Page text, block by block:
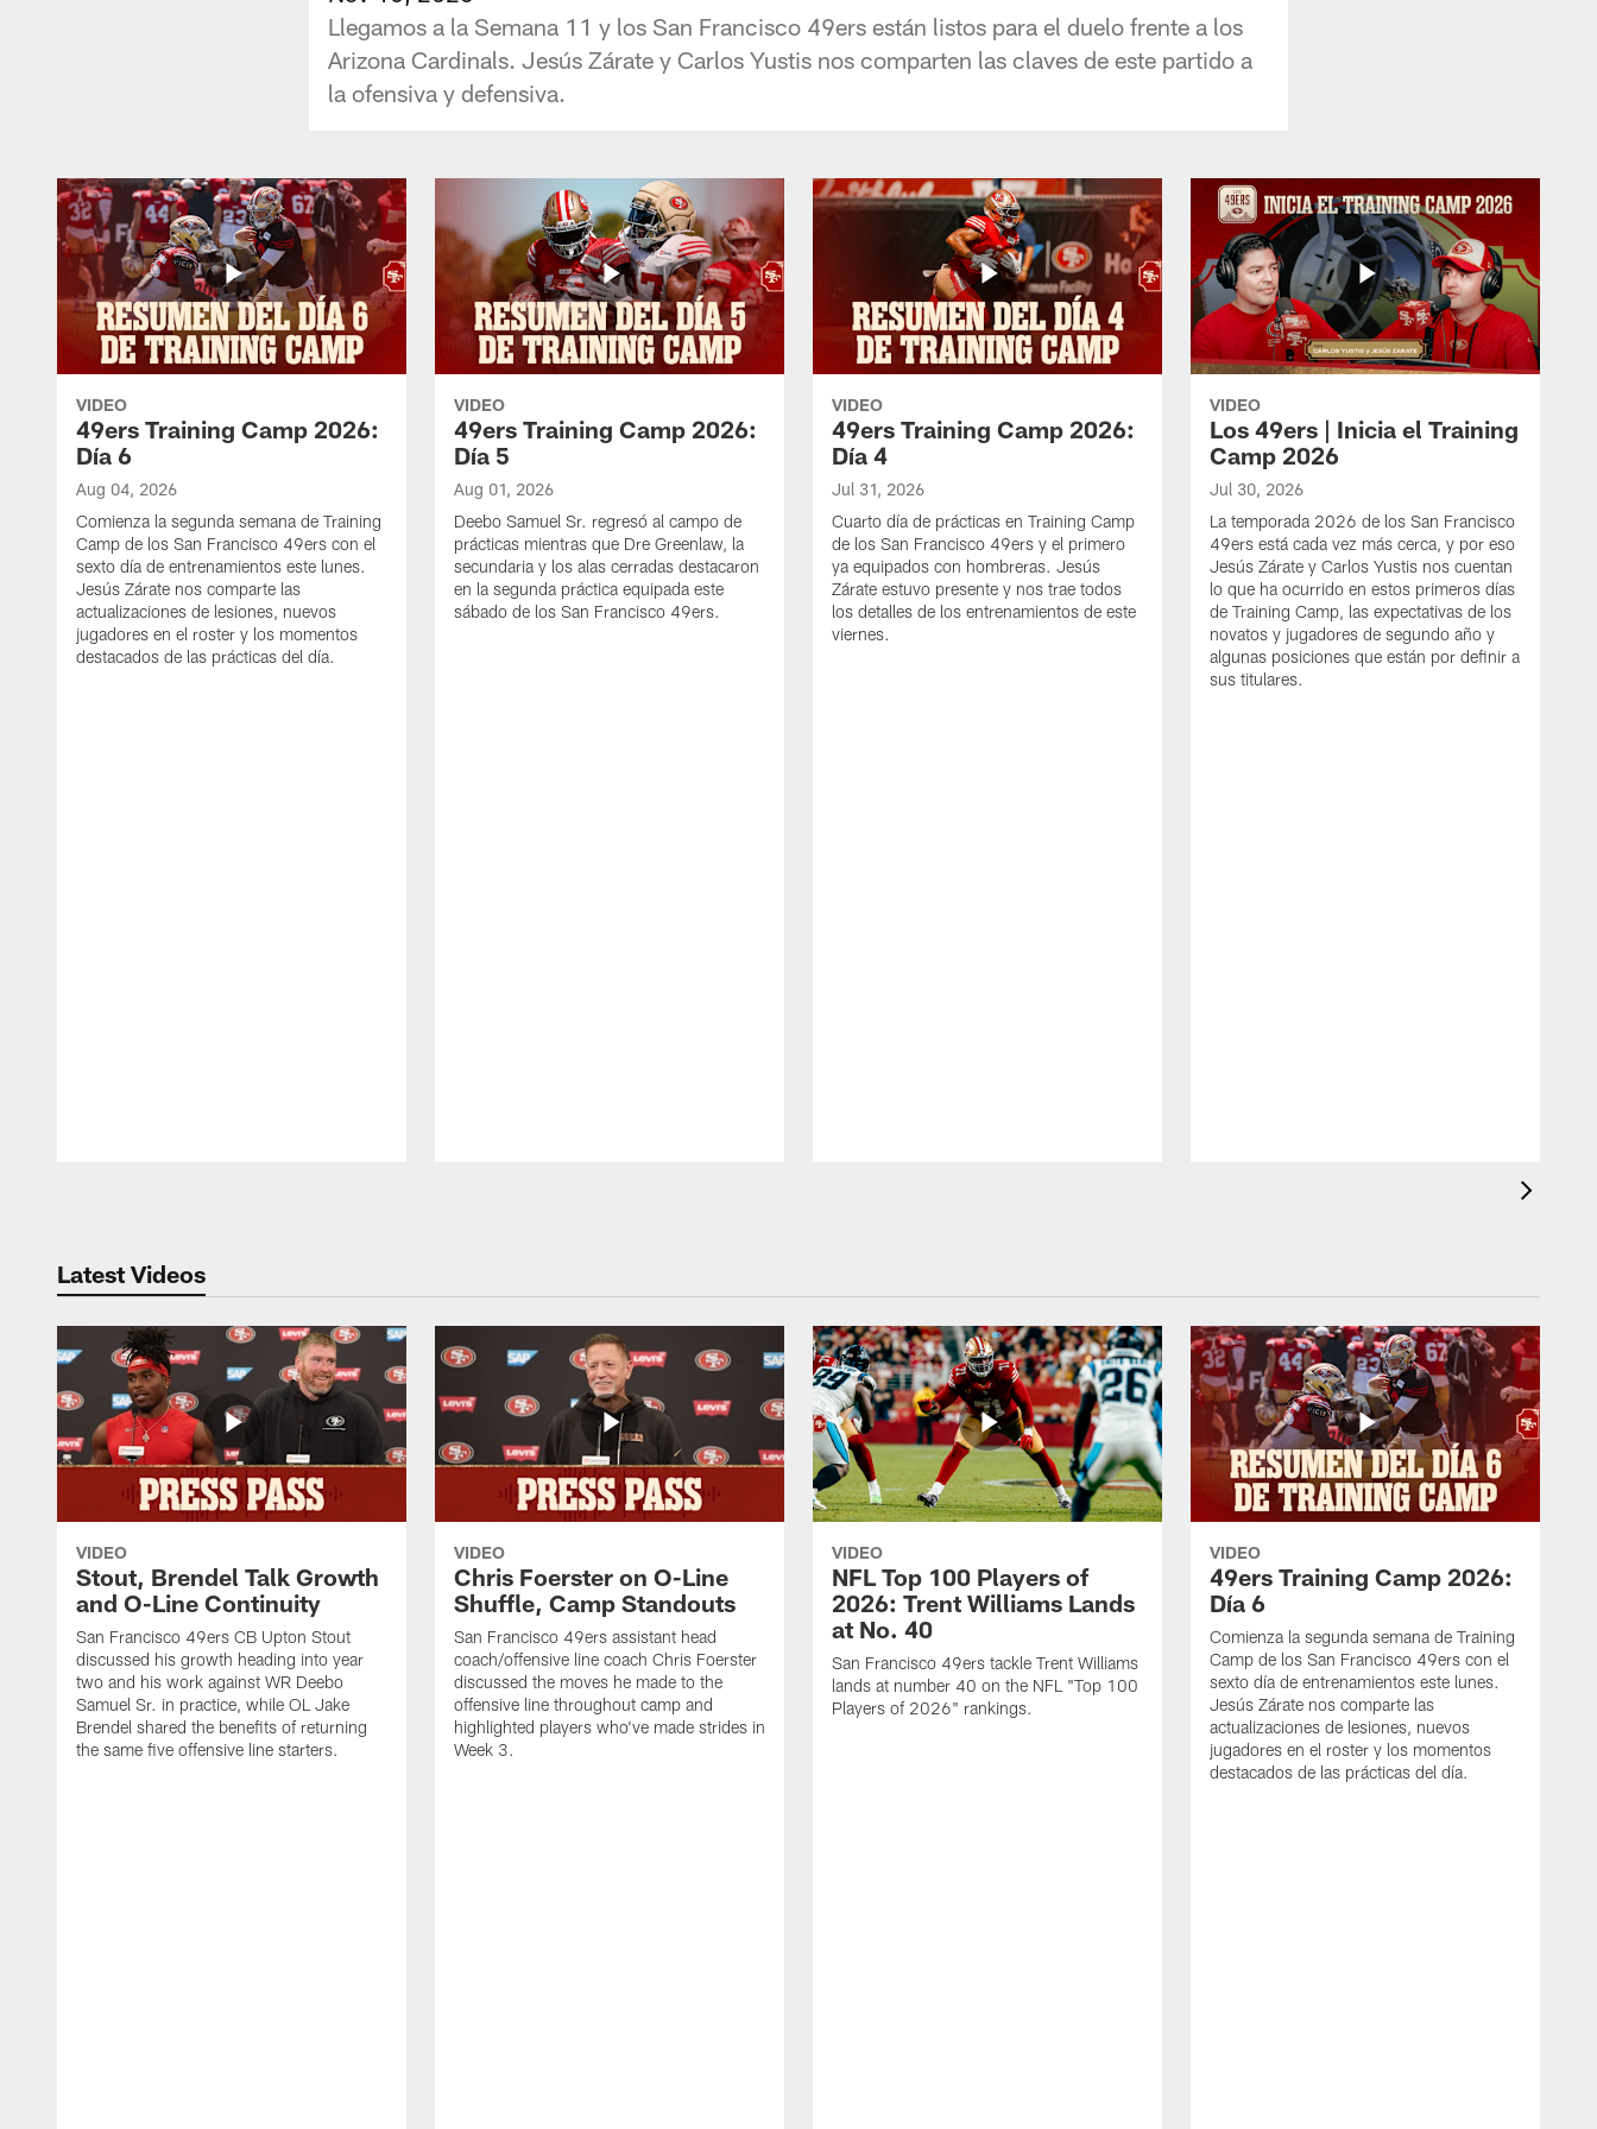
Llegamos a la Semana 11 y los San Francisco 49ers están listos para el duelo frente a los
Arizona Cardinals. Jesús Zárate y Carlos Yustis nos comparten las claves de este partido a
la ofensiva y defensiva.
VIDEO
49ers Training Camp 2026:
Día 6
Aug 04, 2026
Comienza la segunda semana de Training
Camp de los San Francisco 49ers con el
sexto día de entrenamientos este lunes.
Jesús Zárate nos comparte las
actualizaciones de lesiones, nuevos
jugadores en el roster y los momentos
destacados de las prácticas del día.
VIDEO
49ers Training Camp 2026:
Día 5
Aug 01, 2026
Deebo Samuel Sr. regresó al campo de
prácticas mientras que Dre Greenlaw, la
secundaria y los alas cerradas destacaron
en la segunda práctica equipada este
sábado de los San Francisco 49ers.
VIDEO
49ers Training Camp 2026:
Día 4
Jul 31, 2026
Cuarto día de prácticas en Training Camp
de los San Francisco 49ers y el primero
ya equipados con hombreras. Jesús
Zárate estuvo presente y nos trae todos
los detalles de los entrenamientos de este
viernes.
VIDEO
Los 49ers | Inicia el Training
Camp 2026
Jul 30, 2026
La temporada 2026 de los San Francisco
49ers está cada vez más cerca, y por eso
Jesús Zárate y Carlos Yustis nos cuentan
lo que ha ocurrido en estos primeros días
de Training Camp, las expectativas de los
novatos y jugadores de segundo año y
algunas posiciones que están por definir a
sus titulares.
Latest Videos
VIDEO
Stout, Brendel Talk Growth
and O-Line Continuity
San Francisco 49ers CB Upton Stout
discussed his growth heading into year
two and his work against WR Deebo
Samuel Sr. in practice, while OL Jake
Brendel shared the benefits of returning
the same five offensive line starters.
VIDEO
Chris Foerster on O-Line
Shuffle, Camp Standouts
San Francisco 49ers assistant head
coach/offensive line coach Chris Foerster
discussed the moves he made to the
offensive line throughout camp and
highlighted players who've made strides in
Week 3.
VIDEO
NFL Top 100 Players of
2026: Trent Williams Lands
at No. 40
San Francisco 49ers tackle Trent Williams
lands at number 40 on the NFL "Top 100
Players of 2026" rankings.
VIDEO
49ers Training Camp 2026:
Día 6
Comienza la segunda semana de Training
Camp de los San Francisco 49ers con el
sexto día de entrenamientos este lunes.
Jesús Zárate nos comparte las
actualizaciones de lesiones, nuevos
jugadores en el roster y los momentos
destacados de las prácticas del día.